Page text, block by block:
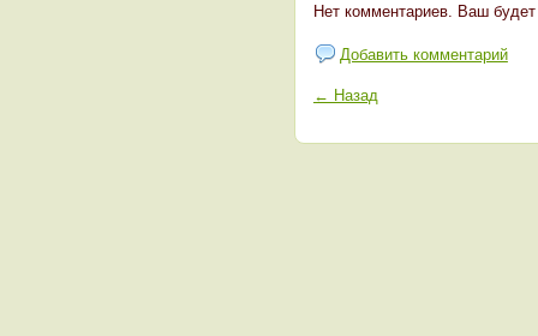
Нет комментариев. Ваш
Добавить комментарий
← Назад